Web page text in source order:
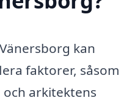
kan
faktorer, såsom
arkitektens